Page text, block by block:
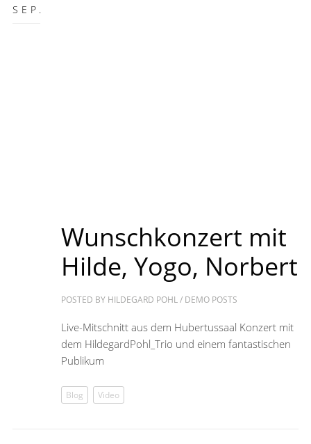
SEP.
Wunschkonzert mit
Hilde, Yogo, Norbert
POSTED BY HILDEGARD POHL/ DEMO POSTS
Live-Mitschnitt aus dem Hubertussaal Konzert mit
dem HildegardPohl_Trio und einem fantastischen
Publikum
Blog Video